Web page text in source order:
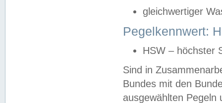
gleichwertiger
Pegelkennwert:
HSW – höchster
Sind in
Bundes mit den
ausgewählten